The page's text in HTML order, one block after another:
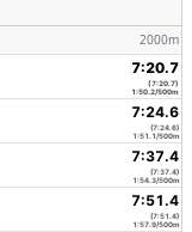
2000m
7:20.7
(7:20.7)
1:50.2/500m
7:24.6
(7:24.6)
1:51.1/500m
7:37.4
(7:37.4)
1:54.3/500m
7:51.4
(7:51.4)
1:57.9/500m